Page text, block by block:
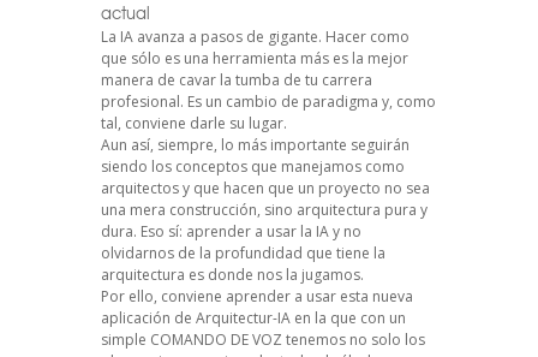
actual
La IA avanza a pasos de gigante. Hacer como
que sólo es una herramienta más es la mejor
manera de cavar la tumba de tu carrera
profesional. Es un cambio de paradigma y, como
tal, conviene darle su lugar.
Aun así, siempre, lo más importante seguirán
siendo los conceptos que manejamos como
arquitectos y que hacen que un proyecto no sea
una mera construcción, sino arquitectura pura y
dura. Eso sí: aprender a usar la IA y no
olvidarnos de la profundidad que tiene la
arquitectura es donde nos la jugamos.
Por ello, conviene aprender a usar esta nueva
aplicación de Arquitectur-IA en la que con un
simple COMANDO DE VOZ tenemos no solo los